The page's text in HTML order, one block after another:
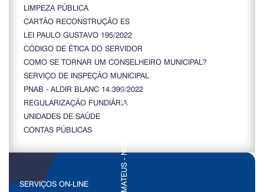
LIMPEZA PÚBLICA
CARTÃO RECONSTRUÇÃO ES
LEI PAULO GUSTAVO 195/2022
CÓDIGO DE ÉTICA DO SERVIDOR
COMO SE TORNAR UM CONSELHEIRO MUNICIPAL?
SERVIÇO DE INSPEÇÃO MUNICIPAL
PNAB - ALDIR BLANC 14.399/2022
REGULARIZAÇÃO FUNDIÁRIA
UNIDADES DE SAÚDE
CONTAS PÚBLICAS
SERVIÇOS ON-LINE